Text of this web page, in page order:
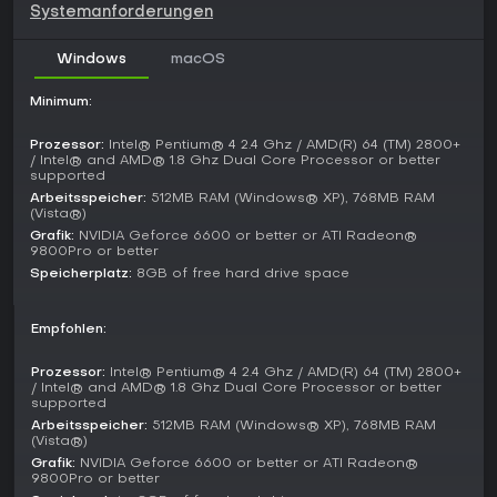
Fähigkeiten wie schnelleres Nachladen oder höheren
Geschosse durchdringen Oberflächen je nach
Materialstärke, was taktische Vorteile bei Schüssen durch
Szenarien - dynamisch und immersiv durch physikbasierte
Effekte sowie realistischen Sounddesign.
Spielmodi
Der Singleplayer-Campaign-Modus folgt einer
Charakteren wie einem U.S. Marine und einem britischen
Targets oder das Halten von Positionen. Missionen entfalten
sich mit skripteten Events und münden in einem Epilog
Geiselbefreiung in großer Höhe auf die Probe stellt.
Multiplayer bietet teamorientierte Varianten und
Deathmatches auf vielfältigen Maps. Domination dreht sich
um das Erfassen und Halten von Flags zur Punktejagd,
andere Modi um Ziele wie Bombenplatzierung oder das
Systemanforderungen
Windows macOS
Minimum:
Prozessor: Intel® Pentium® 4 2.4 Ghz / AMD(R) 64 (TM) 2800+
/ Intel® and AMD® 1.8 Ghz Dual Core Processor or better
supported
Arbeitsspeicher: 512MB RAM (Windows® XP), 768MB RAM
(Vista®)
Grafik: NVIDIA Geforce 6600 or better or ATI Radeon®
9800Pro or better
Speicherplatz: 8GB of free hard drive space
Empfohlen:
Prozessor: Intel® Pentium® 4 2.4 Ghz / AMD(R) 64 (TM) 2800+
/ Intel® and AMD® 1.8 Ghz Dual Core Processor or better
supported
Arbeitsspeicher: 512MB RAM (Windows® XP), 768MB RAM
(Vista®)
Grafik: NVIDIA Geforce 6600 or better or ATI Radeon®
9800Pro or better